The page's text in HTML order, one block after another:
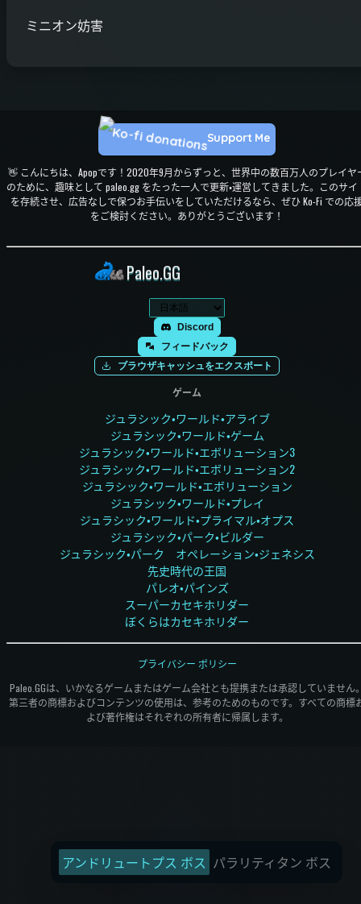
アンドリュートプス ボス パラリティタン ボス
ミニオン妨害
👋 こんにちは、Apopです！2020年9月からずっと、世界中の数百万人のプレイヤ
のために、趣味として paleo.gg をたった一人で更新・運営してきました。このサイ
を存続させ、広告なしで保つお手伝いをしていただけるなら、ぜひ Ko-Fi での応
をご検討ください。ありがとうございます！
Support Me
Paleo.GG
Discord
フィードバック
ブラウザキャッシュをエクスポート
ゲーム
ジュラシック・ワールド・アライブ
ジュラシック・ワールド・ゲーム
ジュラシック・ワールド・エボリューション3
ジュラシック・ワールド・エボリューション2
ジュラシック・ワールド・エボリューション
ジュラシック・ワールド・プレイ
ジュラシック・ワールド・プライマル・オプス
ジュラシック・パーク・ビルダー
ジュラシック・パーク オペレーション・ジェネシス
先史時代の王国
パレオ・パインズ
スーパーカセキホリダー
ぼくらはカセキホリダー
Paleo.GGは、いかなるゲームまたはゲーム会社とも提携または承認していません
第三者の商標およびコンテンツの使用は、参考のためのものです。すべての商標
よび著作権はそれぞれの所有者に帰属します。
プライバシー ポリシー